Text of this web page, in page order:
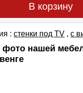
В корзину
: cтенки под TV , с
нашей